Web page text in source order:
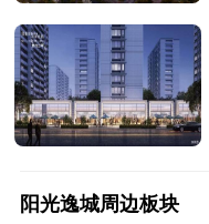
阳光逸城周边板块